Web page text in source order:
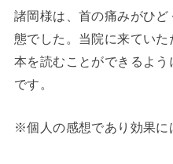
諸岡様は、首の痛みがひ
態でした。当院に来てい
本を読むことができるよ
です。
※個人の感想であり効果に